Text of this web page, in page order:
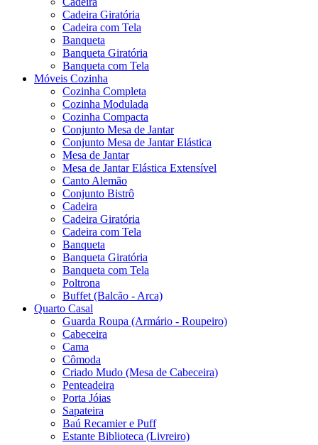
Cadeira Giratória
Cadeira com Tela
Banqueta
Banqueta Giratória
Banqueta com Tela
Móveis Cozinha
Cozinha Completa
Cozinha Modulada
Cozinha Compacta
Conjunto Mesa de Jantar
Conjunto Mesa de Jantar Elástica
Mesa de Jantar
Mesa de Jantar Elástica Extensível
Canto Alemão
Conjunto Bistrô
Cadeira
Cadeira Giratória
Cadeira com Tela
Banqueta
Banqueta Giratória
Banqueta com Tela
Poltrona
Buffet (Balcão - Arca)
Quarto Casal
Guarda Roupa (Armário - Roupeiro)
Cabeceira
Cama
Cômoda
Criado Mudo (Mesa de Cabeceira)
Penteadeira
Porta Jóias
Sapateira
Baú Recamier e Puff
Estante Biblioteca (Livreiro)